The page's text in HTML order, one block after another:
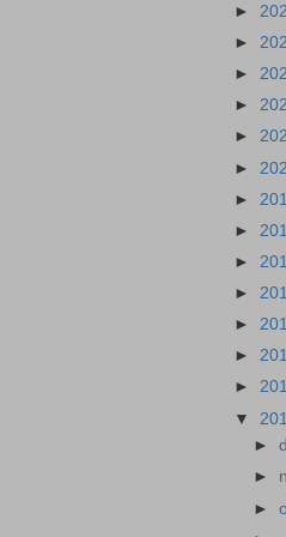
►
►
►
►
►
►
►
►
►
►
►
►
►
▼
►
►
►